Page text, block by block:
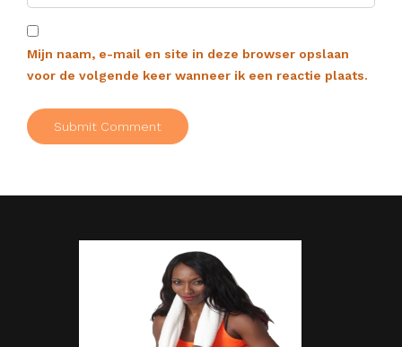
Mijn naam, e-mail en site in deze browser opslaan
voor de volgende keer wanneer ik een reactie plaats.